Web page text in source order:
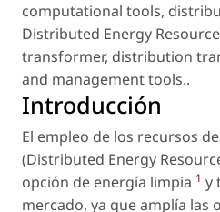
computational tools,
Distributed Energy
transformer, distribution
and management tools..
Introducción
El empleo de los recursos
(Distributed Energy
opción de energía limpia 1 y
mercado, ya que amplía las